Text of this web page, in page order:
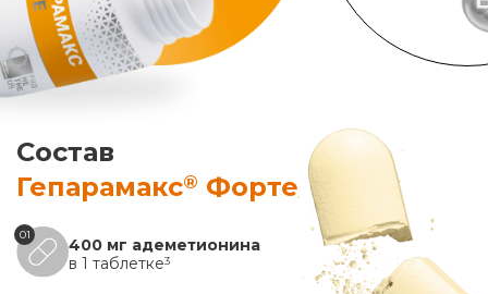
Состав
Гепарамакс® Форте
01
400 мг адеметионина
в 1 таблетке3